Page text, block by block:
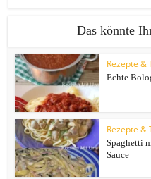
Das könnte
Rezepte &
Echte
Rezepte &
Spaghetti
Sauce